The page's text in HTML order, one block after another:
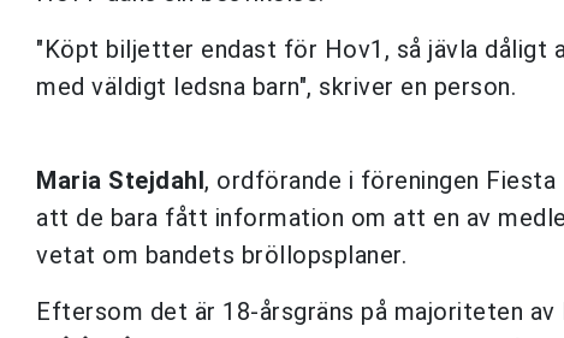
"Köpt biljetter endast för Hov1, så jävla dåligt
med väldigt ledsna barn", skriver en person.
Maria Stejdahl, ordförande i föreningen
att de bara fått information om att en av
vetat om bandets bröllopsplaner.
Eftersom det är 18-årsgräns på majoriteten